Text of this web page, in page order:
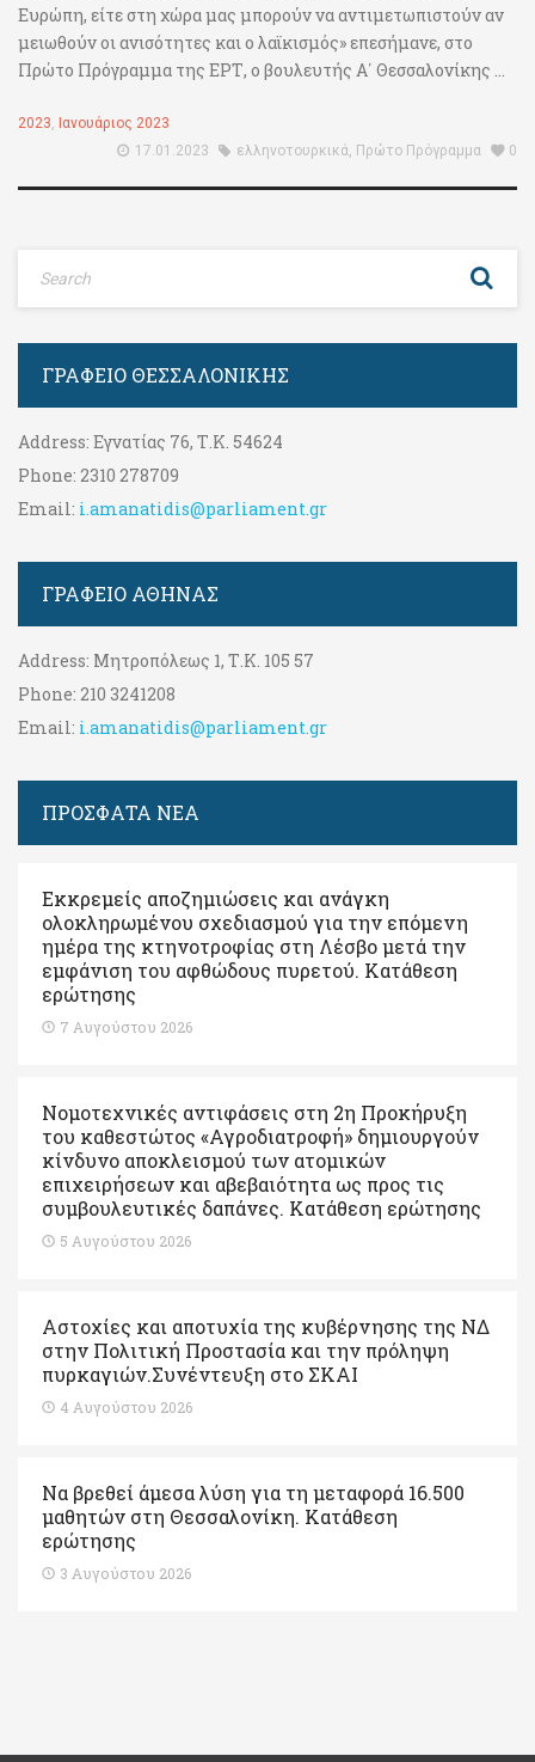
Ευρώπη, είτε στη χώρα μας μπορούν να αντιμετωπιστούν αν
μειωθούν οι ανισότητες και ο λαϊκισμός» επεσήμανε, στο
Πρώτο Πρόγραμμα της ΕΡΤ, ο βουλευτής Α΄ Θεσσαλονίκης ...
2023, Ιανουάριος 2023
17.01.2023
ελληνοτουρκικά, Πρώτο Πρόγραμμα 0
ΓΡΑΦΕΊΟ ΘΕΣΣΑΛΟΝΊΚΗΣ
Address: Εγνατίας 76, Τ.Κ. 54624
Phone: 2310 278709
Email: i.amanatidis@parliament.gr
ΓΡΑΦΕΊΟ ΑΘΉΝΑΣ
Address: Μητροπόλεως 1, Τ.Κ. 105 57
Phone: 210 3241208
Email: i.amanatidis@parliament.gr
ΠΡΟΣΦΑΤΑ ΝΕΑ
Εκκρεμείς αποζημιώσεις και ανάγκη
ολοκληρωμένου σχεδιασμού για την επόμενη
ημέρα της κτηνοτροφίας στη Λέσβο μετά την
εμφάνιση του αφθώδους πυρετού. Kατάθεση
ερώτησης
7 Αυγούστου 2026
Νομοτεχνικές αντιφάσεις στη 2η Προκήρυξη
του καθεστώτος «Αγροδιατροφή» δημιουργούν
κίνδυνο αποκλεισμού των ατομικών
επιχειρήσεων και αβεβαιότητα ως προς τις
συμβουλευτικές δαπάνες. Κατάθεση ερώτησης
5 Αυγούστου 2026
Αστοχίες και αποτυχία της κυβέρνησης της ΝΔ
στην Πολιτική Προστασία και την πρόληψη
πυρκαγιών.Συνέντευξη στο ΣΚΑΙ
4 Αυγούστου 2026
Να βρεθεί άμεσα λύση για τη μεταφορά 16.500
μαθητών στη Θεσσαλονίκη. Κατάθεση
ερώτησης
3 Αυγούστου 2026